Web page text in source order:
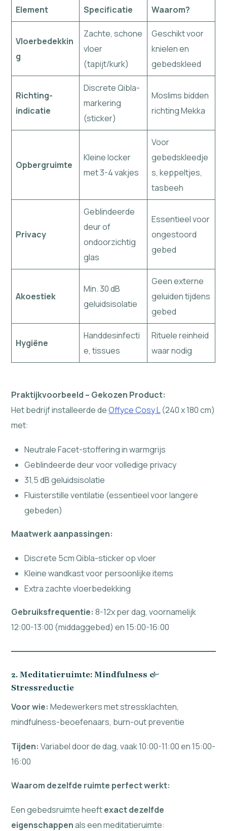
Element Specificatie Waarom?
Vloerbedekkin
g
Zachte, schone
vloer
(tapijt/kurk)
Geschikt voor
knielen en
gebedskleed
Richting-
indicatie
Discrete Qibla-
markering
(sticker)
Moslims bidden
richting Mekka
Opbergruimte
Kleine locker
met 3-4 vakjes
Voor
gebedskleedje
s, keppeltjes,
tasbeeh
Privacy
Geblindeerde
deur of
ondoorzichtig
glas
Essentieel voor
ongestoord
gebed
Akoestiek
Min. 30 dB
geluidsisolatie
Geen externe
geluiden tijdens
gebed
Hygiëne
Handdesinfecti
e, tissues
Rituele reinheid
waar nodig
Praktijkvoorbeeld – Gekozen Product:
Het bedrijf installeerde deOffyce Cosy L(240 x 180 cm)
met:
Neutrale Facet-stoffering in warmgrijs
Geblindeerde deur voor volledige privacy
31,5 dB geluidsisolatie
Fluisterstille ventilatie (essentieel voor langere
gebeden)
Maatwerk aanpassingen:
Discrete 5cm Qibla-sticker op vloer
Kleine wandkast voor persoonlijke items
Extra zachte vloerbedekking
Gebruiksfrequentie: 8-12x per dag, voornamelijk
12:00-13:00 (middaggebed) en 15:00-16:00
2. Meditatieruimte: Mindfulness &
Stressreductie
Voor wie: Medewerkers met stressklachten,
mindfulness-beoefenaars, burn-out preventie
Tijden: Variabel door de dag, vaak 10:00-11:00 en 15:00-
16:00
Waarom dezelfde ruimte perfect werkt:
Een gebedsruimte heeftexact dezelfde
eigenschappenals een meditatieruimte: